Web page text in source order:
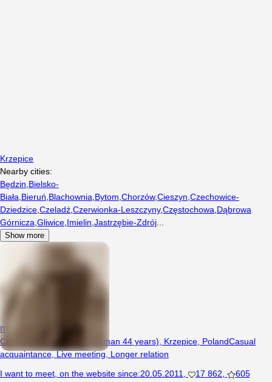
Krzepice
Nearby cities:
Będzin Bielsko-
Biała Bieruń Blachownia Bytom Chorzów,Cieszyn Czechowice-
Dziedzice Czeladź Czerwionka-Leszczyny,Częstochowa Dąbrowa
Górnicza Gliwice Imielin Jastrzębie-Zdrój
Show more
malzestwo8285
Couple (Man 44 years, Woman 44 years), Krzepice, PolandCasual
acquaintance,Live meeting
Longer relation
I want to meet on the website since:20.05.2011 17 862
605